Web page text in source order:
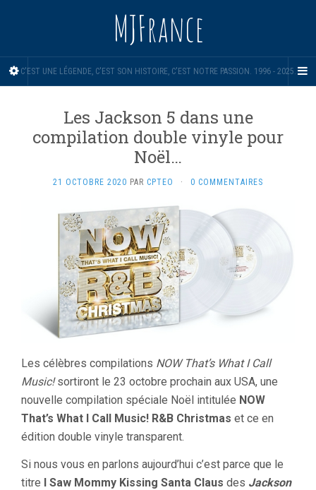
MJFrance
C'EST UNE LÉGENDE, C'EST SON HISTOIRE, C'EST NOTRE PASSION. 1996 - 2025.
Les Jackson 5 dans une
compilation double vinyle pour
Noël…
21 OCTOBRE 2020 PAR CPTEO · 0 COMMENTAIRES
Les célèbres compilations NOW That’s What I Call
Music!sortiront le 23 octobre prochain aux USA, une
nouvelle compilation spéciale Noël intitulée NOW
That’s What I Call Music! R&B Christmas et ce en
édition double vinyle transparent.
Si nous vous en parlons aujourd’hui c’est parce que le
titre I Saw Mommy Kissing Santa Claus des Jackson